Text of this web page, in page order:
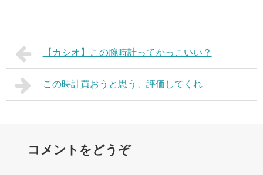
【カシオ】この腕時計ってかっこいい？
この時計買おうと思う、評価してくれ
コメントをどうぞ